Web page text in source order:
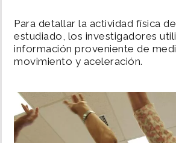
POLÍTICA
DEPORTES
Para detallar la actividad física
estudiado, los investigadores
información proveniente de
movimiento y aceleración.